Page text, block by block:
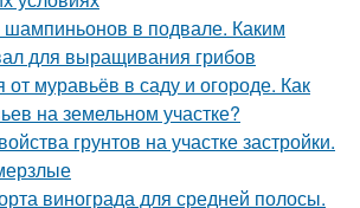
в подвале. Каким
для выращивания грибов
от муравьёв в саду и огороде. Как
на земельном участке?
грунтов на участке застройки.
винограда для средней полосы.